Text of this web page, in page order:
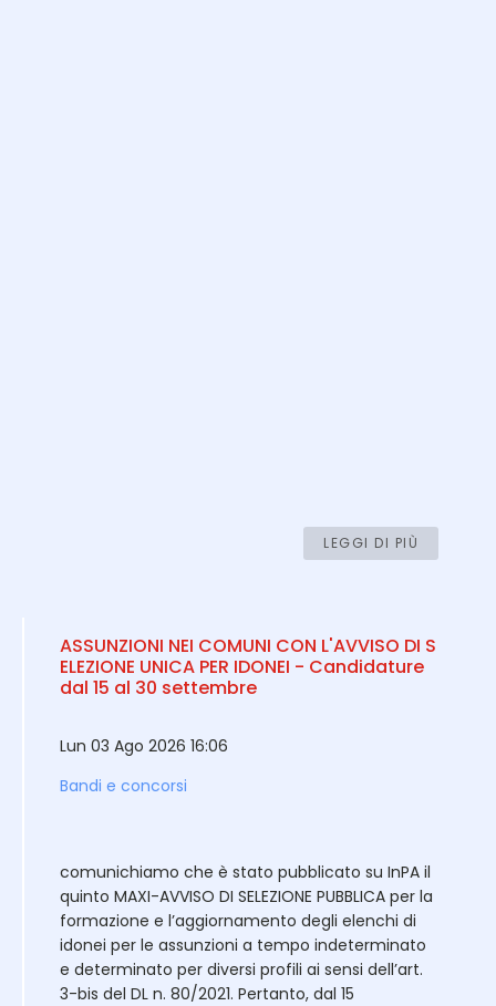
LEGGI DI PIÙ
ASSUNZIONI NEI COMUNI CON L'AVVISO DI S
ELEZIONE UNICA PER IDONEI - Candidature
dal 15 al 30 settembre
Lun 03 Ago 2026 16:06
Bandi e concorsi
comunichiamo che è stato pubblicato su InPA il
quinto MAXI-AVVISO DI SELEZIONE PUBBLICA per la
formazione e l’aggiornamento degli elenchi di
idonei per le assunzioni a tempo indeterminato
e determinato per diversi profili ai sensi dell’art.
3-bis del DL n. 80/2021. Pertanto, dal 15